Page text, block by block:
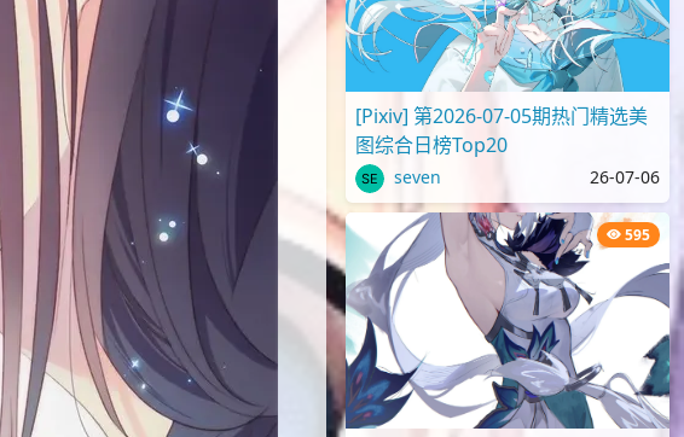
[Pixiv] 第2026-07-05期热门精选美
图综合日榜Top20
seven 26-07-06
595